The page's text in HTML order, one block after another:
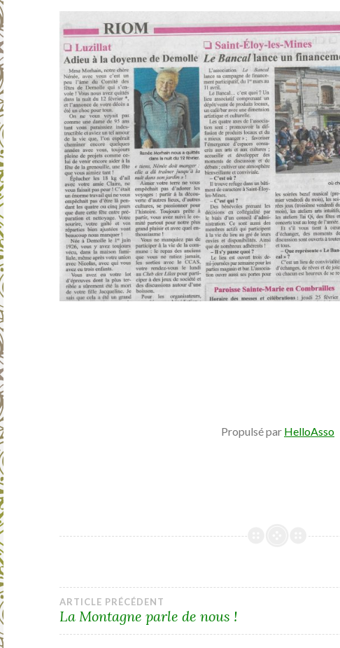
Propulsé par HelloAsso
Navigation
ARTICLE PRÉCÉDENT
La Montagne parle de nous !